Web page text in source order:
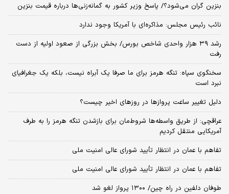
بنزین گران می‌شود؟/ پاسخ وزیر کشور به گمانه‌زنی‌ها درباره قیمت بنزین
نائب رئیس مجلس: مذاکره‌ای با آمریکا وجود ندارد
رشد ۳۹ هزار واحدی شاخص بورس/ بخش بزرگی از صعود اولیه از دست
رفت
سخنگوی سپاه: تنگه هرمز برای ما صرفا یک آبراه نیست، بلکه یک جغرافیای
نبرد است
دلیل تغییر ساعت پروازها در روزهای اخیر چیست؟
عراقچی: از طریق واسطه‌ها شروط‌مان برای بازشدن تنگه هرمز را به طرف
آمریکایی منتقل کردیم
تفاهم با عمان در انتظار تأیید شورای عالی امنیت ملی
تفاهم با عمان در انتظار تأیید شورای عالی امنیت ملی
طوفان دلفین در راه چین/ ۱۳۰۰ پرواز لغو شد